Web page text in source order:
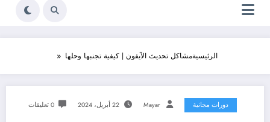
الرئيسيةمشاكل تحديث الآيفون | كيفية تجنبها وحلها
دورات مجانية Mayar 22 أبريل، 2024 0 تعليقات